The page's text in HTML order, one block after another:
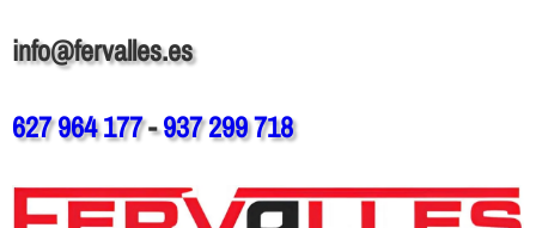
info@fervalles.es
627 964 177-937 299 718